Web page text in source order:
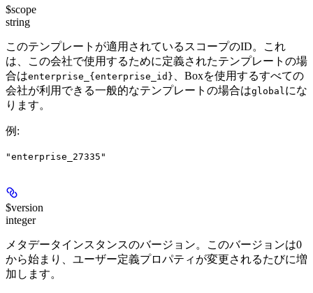
$scope
string
このテンプレートが適用されているスコープのID。これ
は、この会社で使用するために定義されたテンプレートの場
合はenterprise_{enterprise_id}
、Boxを使用するすべての
会社が利用できる一般的なテンプレートの場合はglobalにな
ります。
例 :
"enterprise_27335"
$version
integer
メタデータインスタンスのバージョン。このバージョンは0
から始まり、ユーザー定義プロパティが変更されるたびに増
加します。